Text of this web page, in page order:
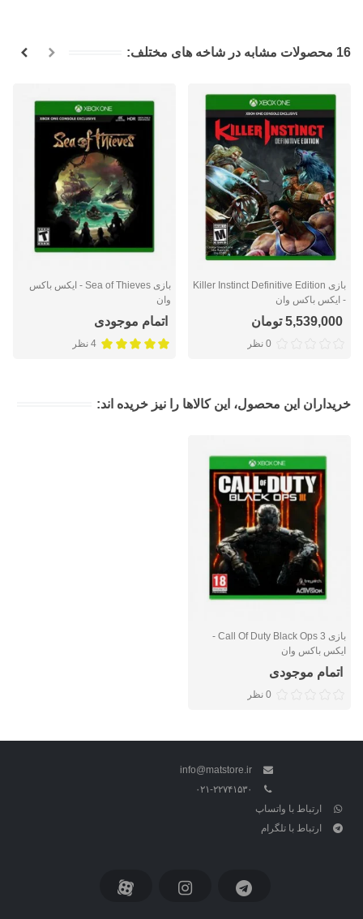
16 محصولات مشابه در شاخه های مختلف:
بازی Killer Instinct Definitive Edition
- ایکس باکس وان
5,539,000 تومان
0 نظر
بازی Sea of Thieves - ایکس باکس
وان
اتمام موجودی
4 نظر
خریداران این محصول، این کالاها را نیز خریده اند:
بازی Call Of Duty Black Ops 3 -
ایکس باکس وان
اتمام موجودی
0 نظر
info@matstore.ir
۰۲۱-۲۲۷۴۱۵۳۰
ارتباط با واتساپ
ارتباط با تلگرام